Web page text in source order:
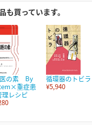
買っています。
医の素 By
重症患
理レシピ
循環器のトビラ
¥5,940